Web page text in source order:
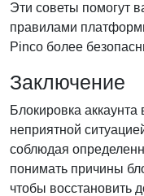
Эти советы помогут
правилами
Pinco более
Заключение
Блокировка
неприятной
соблюдая
понимать причины
чтобы восстановить